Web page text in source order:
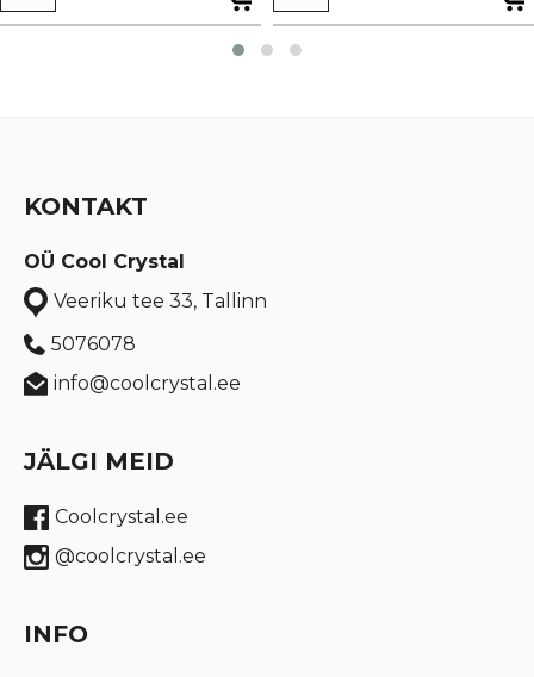
KONTAKT
OÜ Cool Crystal
Veeriku tee 33, Tallinn
5076078
info@coolcrystal.ee
JÄLGI MEID
Coolcrystal.ee
@coolcrystal.ee
INFO